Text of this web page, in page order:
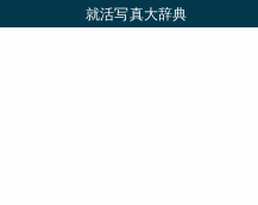
就活写真大辞典